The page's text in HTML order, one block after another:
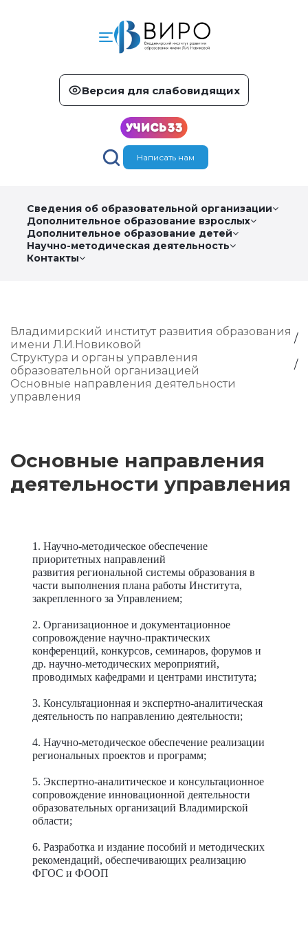
Версия для слабовидящих
Написать нам
Сведения об образовательной организации
Дополнительное образование взрослых
Дополнительное образование детей
Научно-методическая деятельность
Контакты
Владимирский институт развития образования
имени Л.И.Новиковой
Структура и органы управления
образовательной организацией
Основные направления деятельности
управления
Основные направления
деятельности управления
1. Научно-методическое обеспечение
приоритетных направлений
развития региональной системы образования в
части выполнения плана работы Института,
закрепленного за Управлением;
2. Организационное и документационное
сопровождение научно-практических
конференций, конкурсов, семинаров, форумов и
др. научно-методических мероприятий,
проводимых кафедрами и центрами института;
3. Консультационная и экспертно-аналитическая
деятельность по направлению деятельности;
4. Научно-методическое обеспечение реализации
региональных проектов и программ;
5. Экспертно-аналитическое и консультационное
сопровождение инновационной деятельности
образовательных организаций Владимирской
области;
6. Разработка и издание пособий и методических
рекомендаций, обеспечивающих реализацию
ФГОС и ФООП